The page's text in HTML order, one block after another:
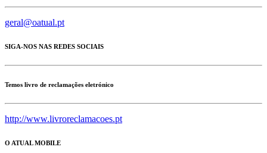
geral@oatual.pt
SIGA-NOS NAS REDES SOCIAIS
Temos livro de reclamações eletrónico
http://www.livroreclamacoes.pt
O ATUAL MOBILE